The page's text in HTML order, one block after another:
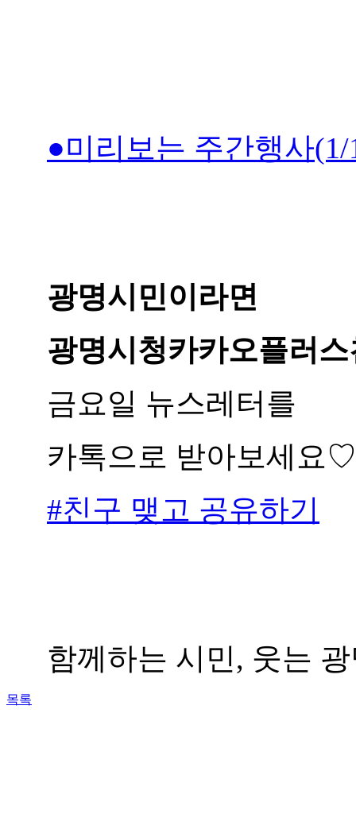
●미리보는 주간행사(1/
광명시민이라면
광명시청카카오플러
금요일 뉴스레터를
카톡으로 받아보세요♡
#친구 맺고 공유하기
함께하는 시민, 웃는
목록